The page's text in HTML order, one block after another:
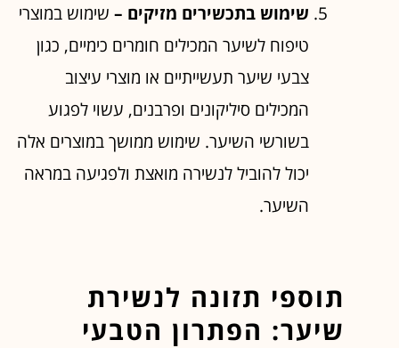
שימוש בתכשירים מזיקים –שימוש במוצרי
טיפוח לשיער המכילים חומרים כימיים, כגון
צבעי שיער תעשייתיים או מוצרי עיצוב
המכילים סיליקונים ופרבנים, עשוי לפגוע
בשורשי השיער. שימוש ממושך במוצרים אלה
יכול להוביל לנשירה מואצת ולפגיעה במראה
השיער.
תוספי תזונה לנשירת
שיער: הפתרון הטבעי